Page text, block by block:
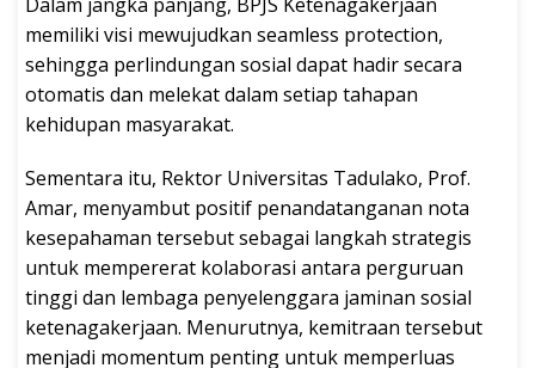
memiliki visi mewujudkan seamless protection,
sehingga perlindungan sosial dapat hadir secara
otomatis dan melekat dalam setiap tahapan
kehidupan masyarakat.
Sementara itu, Rektor Universitas Tadulako, Prof.
Amar, menyambut positif penandatanganan nota
kesepahaman tersebut sebagai langkah strategis
untuk mempererat kolaborasi antara perguruan
tinggi dan lembaga penyelenggara jaminan sosial
ketenagakerjaan. Menurutnya, kemitraan tersebut
menjadi momentum penting untuk memperluas